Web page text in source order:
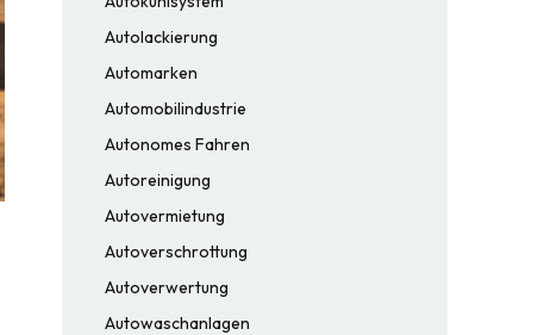
Autolackierung
Automarken
Automobilindustrie
Autonomes Fahren
Autoreinigung
Autovermietung
Autoverschrottung
Autoverwertung
Autowaschanlagen